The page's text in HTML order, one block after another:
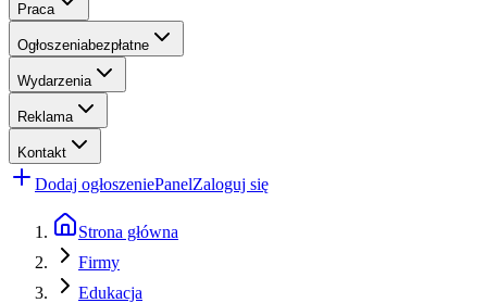
Praca
Ogłoszeniabezpłatne
Wydarzenia
Reklama
Kontakt
Dodaj ogłoszeniePanelZaloguj się
Strona główna
Firmy
Edukacja